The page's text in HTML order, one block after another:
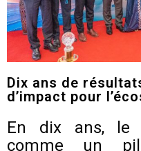
Dix ans de
d’impact pour
En dix ans, le
comme un